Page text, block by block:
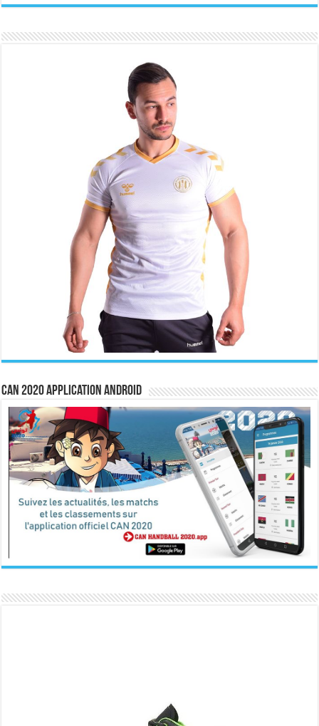
CAN 2020 Application Android